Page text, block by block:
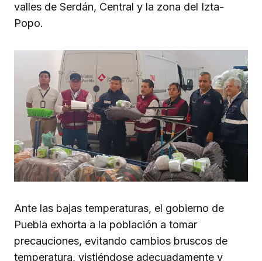
valles de Serdán, Central y la zona del Izta-
Popo.
Ante las bajas temperaturas, el gobierno de
Puebla exhorta a la población a tomar
precauciones, evitando cambios bruscos de
temperatura, vistiéndose adecuadamente y